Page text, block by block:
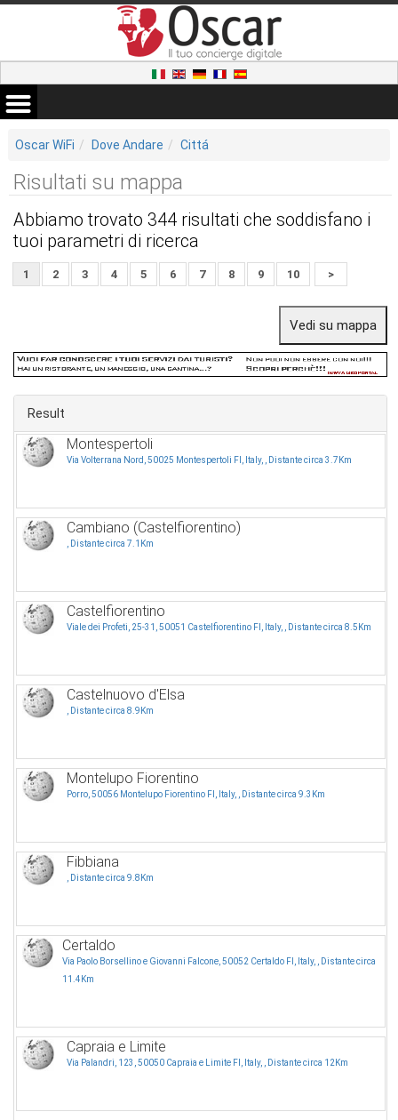
Oscar WiFi Dove Andare Cittá
Risultati su mappa
Abbiamo trovato 344 risultati che soddisfano i
tuoi parametri di ricerca
1 2 3 4 5 6 7 8 9 10 >
Result
Montespertoli
Via Volterrana Nord, 50025 Montespertoli FI, Italy, , Distante circa 3.7Km
Cambiano (Castelfiorentino)
, Distante circa 7.1Km
Castelfiorentino
Viale dei Profeti, 25-31, 50051 Castelfiorentino FI, Italy, , Distante circa 8.5Km
Castelnuovo d'Elsa
, Distante circa 8.9Km
Montelupo Fiorentino
Porro, 50056 Montelupo Fiorentino FI, Italy, , Distante circa 9.3Km
Fibbiana
, Distante circa 9.8Km
Certaldo
Via Paolo Borsellino e Giovanni Falcone, 50052 Certaldo FI, Italy, , Distante circa
11.4Km
Capraia e Limite
Via Palandri, 123, 50050 Capraia e Limite FI, Italy, , Distante circa 12Km